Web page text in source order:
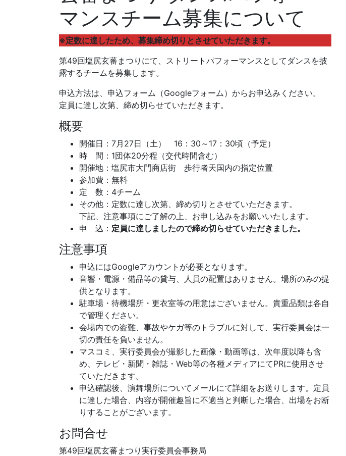
マンスチーム募集について
※定数に達したため、募集締め切りとさせていただきます。
第49回塩尻玄蕃まつりにて、ストリートパフォーマンスとしてダンスを披
露するチームを募集します。
申込方法は、申込フォーム（Googleフォーム）からお申込みください。
定員に達し次第、締め切らせていただきます。
概要
開催日：7月27日（土） 16：30～17：30頃（予定）
時 間：1団体20分程（交代時間含む）
開催地：塩尻市大門商店街 歩行者天国内の指定位置
参加費：無料
定 数：4チーム
その他：定数に達し次第、締め切りとさせていただきます。
下記、注意事項にご了解の上、お申し込みをお願いいたします。
申 込： 定員に達しましたので締め切らせていただきました。
注意事項
申込にはGoogleアカウントが必要となります。
音響・電源・備品等の貸与、人員の配置はありません。場所のみの提
供となります。
駐車場・待機場所・更衣室等の用意はございません。貴重品類は各自
で管理ください。
会場内での盗難、事故やケガ等のトラブルに対して、実行委員会は一
切の責任を負いません。
マスコミ、実行委員会が撮影した画像・動画等は、次年度以降も含
め、テレビ・新聞・雑誌・Web等の各種メディアにてPRに使用させ
ていただきます。
申込確認後、演舞場所についてメールにて詳細をお送りします。定員
に達した場合、内容が開催趣旨に不適当と判断した場合、出場をお断
りすることがございます。
お問合せ
第49回塩尻玄蕃まつり実行委員会事務局